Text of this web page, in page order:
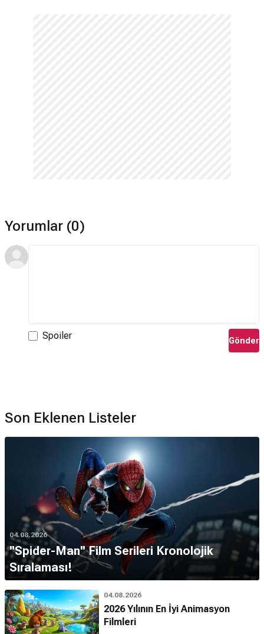
Yorumlar (0)
Spoiler Gönder
Son Eklenen Listeler
04.08.2026
''Spider-Man'' Film Serileri Kronolojik
Sıralaması!
04.08.2026
2026 Yılının En İyi Animasyon
Filmleri